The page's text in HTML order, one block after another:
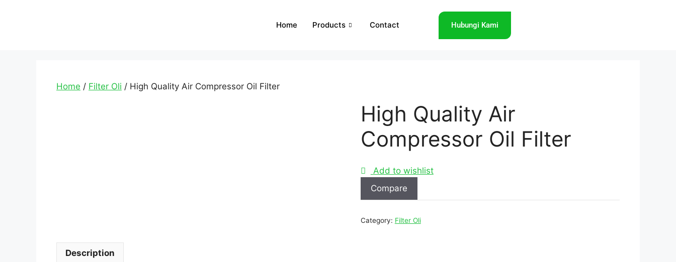
Home Products Contact Hubungi Kami
Home / Filter Oli / High Quality Air Compressor Oil Filter
High Quality Air
Compressor Oil Filter
Add to wishlist
Compare
Category: Filter Oli
Description